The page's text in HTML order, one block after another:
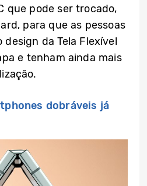
que pode ser trocado,
para que as pessoas
da Tela Flexível
e tenham ainda mais
dobráveis já